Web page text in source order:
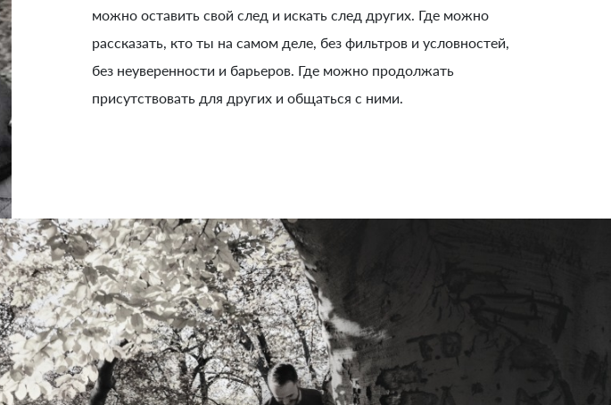
можно оставить свой след и искать след других. Где можно
рассказать, кто ты на самом деле, без фильтров и условностей,
без неуверенности и барьеров. Где можно продолжать
присутствовать для других и общаться с ними.